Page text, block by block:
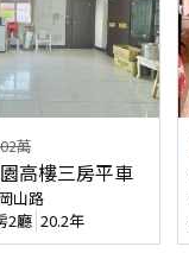
萬
高樓三房平車
山路
2廳 20.2年